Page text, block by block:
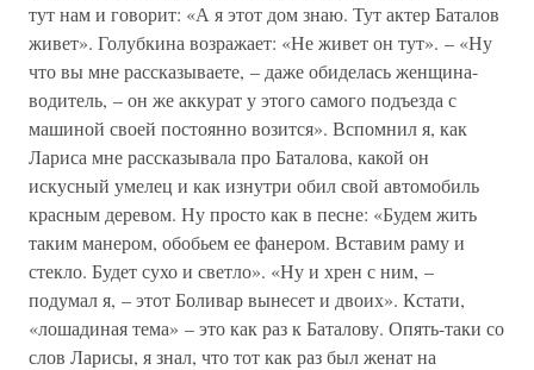
тут нам и говорит: «А я этот дом знаю. Тут актер Баталов
живет». Голубкина возражает: «Не живет он тут». – «Ну
что вы мне рассказываете, – даже обиделась женщина-
водитель, – он же аккурат у этого самого подъезда с
машиной своей постоянно возится». Вспомнил я, как
Лариса мне рассказывала про Баталова, какой он
искусный умелец и как изнутри обил свой автомобиль
красным деревом. Ну просто как в песне: «Будем жить
таким манером, обобьем ее фанером. Вставим раму и
стекло. Будет сухо и светло». «Ну и хрен с ним, –
подумал я, – этот Боливар вынесет и двоих». Кстати,
«лошадиная тема» – это как раз к Баталову. Опять-таки со
слов Ларисы, я знал, что тот как раз был женат на